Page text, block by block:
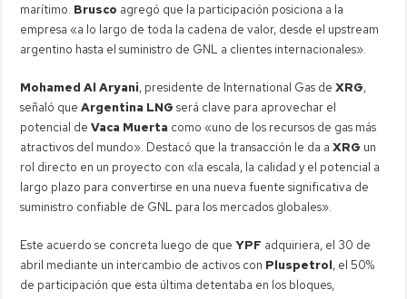
marítimo. Brusco agregó que la participación posiciona a la
empresa «a lo largo de toda la cadena de valor, desde el upstream
argentino hasta el suministro de GNL a clientes internacionales».
Mohamed Al Aryani, presidente de International Gas deXRG,
señaló queArgentina LNG será clave para aprovechar el
potencial deVaca Muerta como «uno de los recursos de gas más
atractivos del mundo». Destacó que la transacción le da aXRG un
rol directo en un proyecto con «la escala, la calidad y el potencial a
largo plazo para convertirse en una nueva fuente significativa de
suministro confiable de GNL para los mercados globales».
Este acuerdo se concreta luego de queYPF adquiriera, el 30 de
abril mediante un intercambio de activos con Pluspetrol, el 50%
de participación que esta última detentaba en los bloques,